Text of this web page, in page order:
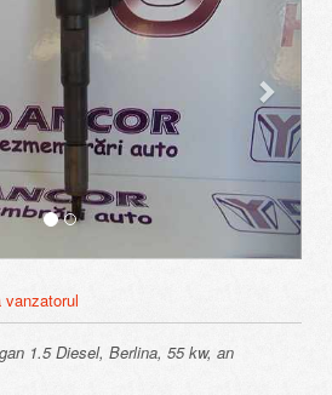
1.5 Diesel, Berlina, 55 kw, an